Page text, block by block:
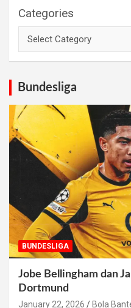
Categories
Bundesliga
BUNDESLIGA
Jobe Bellingham dan
Dortmund
January 22, 2026 Bola